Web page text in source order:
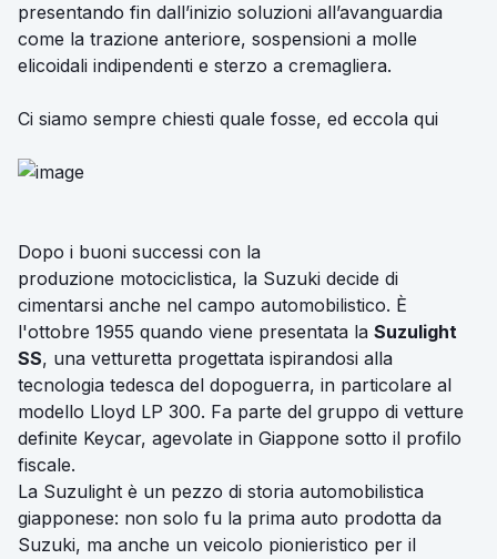
presentando fin dall’inizio soluzioni all’avanguardia
come la trazione anteriore, sospensioni a molle
elicoidali indipendenti e sterzo a cremagliera.
Ci siamo sempre chiesti quale fosse, ed eccola qui
Dopo i buoni successi con la
produzione motociclistica, la Suzuki decide di
cimentarsi anche nel campo automobilistico. È
l'ottobre 1955 quando viene presentata la Suzulight
SS, una vetturetta progettata ispirandosi alla
tecnologia tedesca del dopoguerra, in particolare al
modello Lloyd LP 300. Fa parte del gruppo di vetture
definite Keycar, agevolate in Giappone sotto il profilo
fiscale.
La Suzulight è un pezzo di storia automobilistica
giapponese: non solo fu la prima auto prodotta da
Suzuki, ma anche un veicolo pionieristico per il